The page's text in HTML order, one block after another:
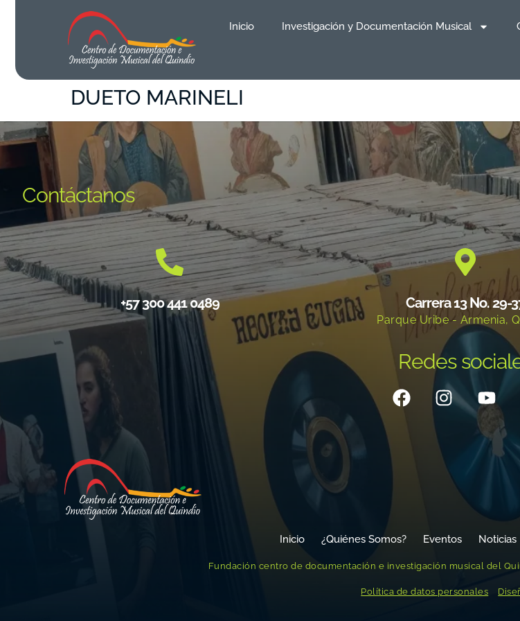
Inicio Investigación y Documentación Musical
DUETO MARINELI
Contáctanos
+57 300 441 0489 Carrera 13 No. 29-
Parque Uribe - Armenia,
Redes
Inicio ¿Quiénes Somos? Eventos Noticias
Fundación centro de documentación e investigación musical del
Política de datos personales